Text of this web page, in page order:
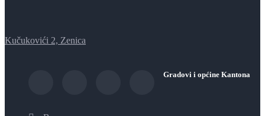
Kučukovići 2, Zenica
Gradovi i općine Kantona